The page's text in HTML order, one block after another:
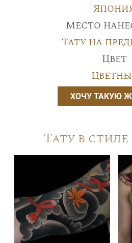
Место
Тату на
Цвет
ХОЧУ ТАКУЮ
Тату в стиле